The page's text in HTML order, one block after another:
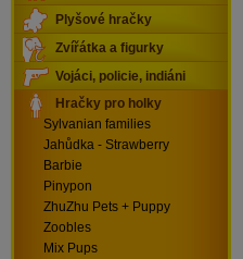
Plyšové hračky
Zvířátka a figurky
Vojáci, policie, indiáni
Hračky pro holky
Sylvanian families
Jahůdka - Strawberry
Barbie
Pinypon
ZhuZhu Pets + Puppy
Zoobles
Mix Pups